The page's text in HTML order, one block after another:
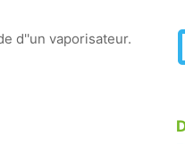
d''un vaporisateur.